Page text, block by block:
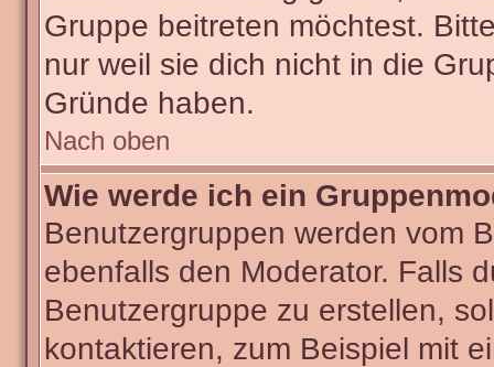
Gruppe beitreten möchtest.
nur weil sie dich nicht in die
Gründe haben.
Nach oben
Wie werde ich ein
Benutzergruppen werden vom
ebenfalls den Moderator. Falls
Benutzergruppe zu erstellen,
kontaktieren, zum Beispiel mit